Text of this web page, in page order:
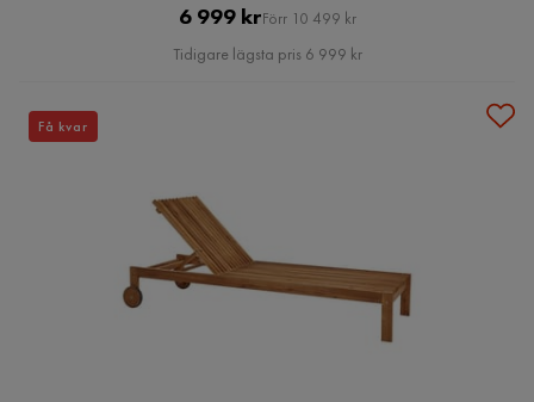
Pris
6 999 krOriginal
Pris
Förr 10 499 kr
Tidigare lägsta pris 6 999 kr
Få kvar